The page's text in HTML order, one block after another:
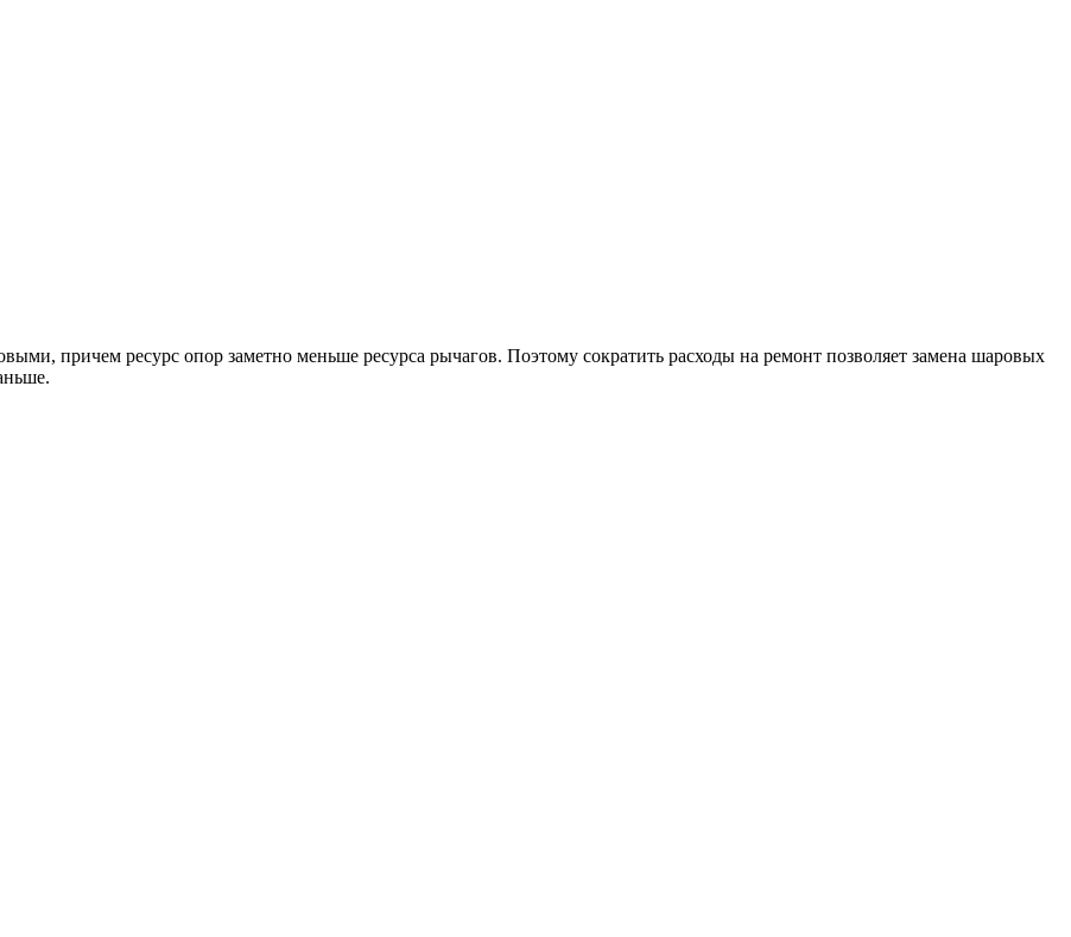
причем ресурс опор заметно меньше ресурса рычагов. Поэтому сократить расходы на ремонт позволяет замена шаровых